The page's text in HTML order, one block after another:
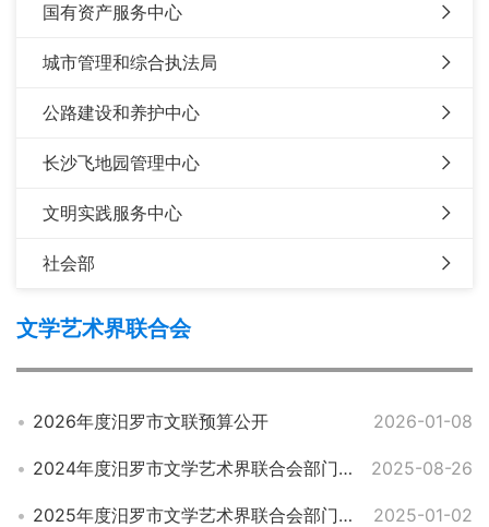
国有资产服务中心
城市管理和综合执法局
公路建设和养护中心
长沙飞地园管理中心
文明实践服务中心
社会部
文学艺术界联合会
2026年度汨罗市文联预算公开 2026-01-08
2024年度汨罗市文学艺术界联合会部门决算 2025-08-26
2025年度汨罗市文学艺术界联合会部门预算 2025-01-02